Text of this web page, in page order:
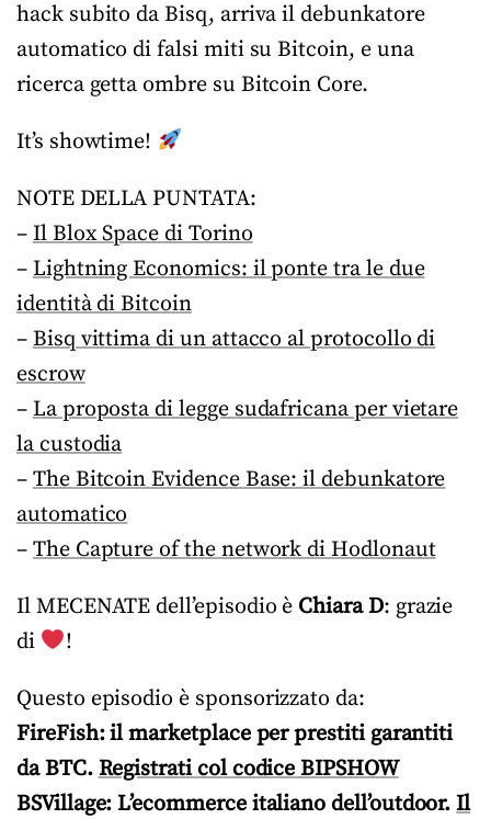
hack subito da Bisq, arriva il debunkatore
automatico di falsi miti su Bitcoin, e una
ricerca getta ombre su Bitcoin Core.
It’s showtime!
NOTE DELLA PUNTATA:
– Il Blox Space di Torino
– Lightning Economics: il ponte tra le due
identità di Bitcoin
– Bisq vittima di un attacco al protocollo di
escrow
– La proposta di legge sudafricana per vietare
la custodia
– The Bitcoin Evidence Base: il debunkatore
automatico
– The Capture of the network di Hodlonaut
Il MECENATE dell’episodio è Chiara D: grazie
di
!
Questo episodio è sponsorizzato da:
FireFish: il marketplace per prestiti garantiti
da BTC.Registrati col codice BIPSHOW
BSVillage: L’ecommerce italiano dell’outdoor.Il